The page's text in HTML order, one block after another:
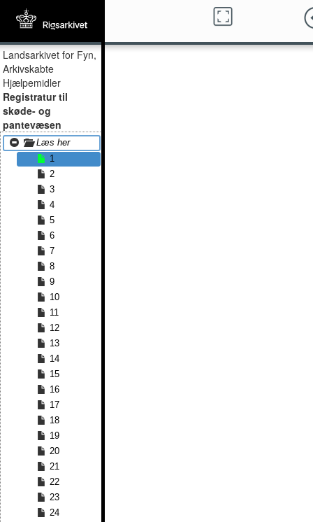
Landsarkivet for Fyn,
Arkivskabte
Hjælpemidler
Registratur til
skøde- og
pantevæsen
Læs her
1
2
3
4
5
6
7
8
9
10
11
12
13
14
15
16
17
18
19
20
21
22
23
24